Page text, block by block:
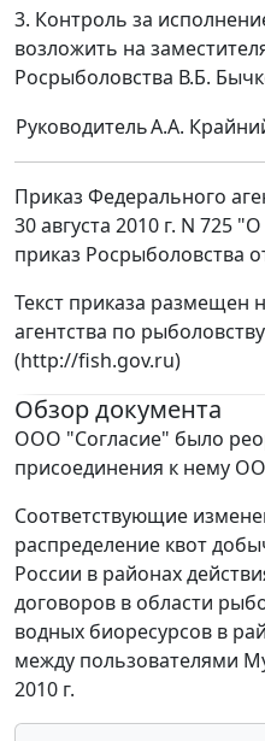
3. Контроль за
возложить на
Росрыболовства В.Б.
РуководительА.А.
Приказ Федерального
30 августа 2010 г. N 725
приказ Росрыболовства
Текст приказа размещен
агентства по
(http://fish.gov.ru)
Обзор документа
ООО "Согласие" было
присоединения к нему
Соответствующие
распределение квот
России в районах
договоров в области
водных биоресурсов в
между пользователями
2010 г.